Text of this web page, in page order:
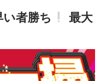
者勝ち
最大